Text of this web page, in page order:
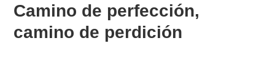
Camino de perfección,
camino de perdición